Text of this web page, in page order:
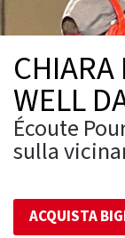
CHIARA
WELL
Écoute
sulla
ACQUISTA